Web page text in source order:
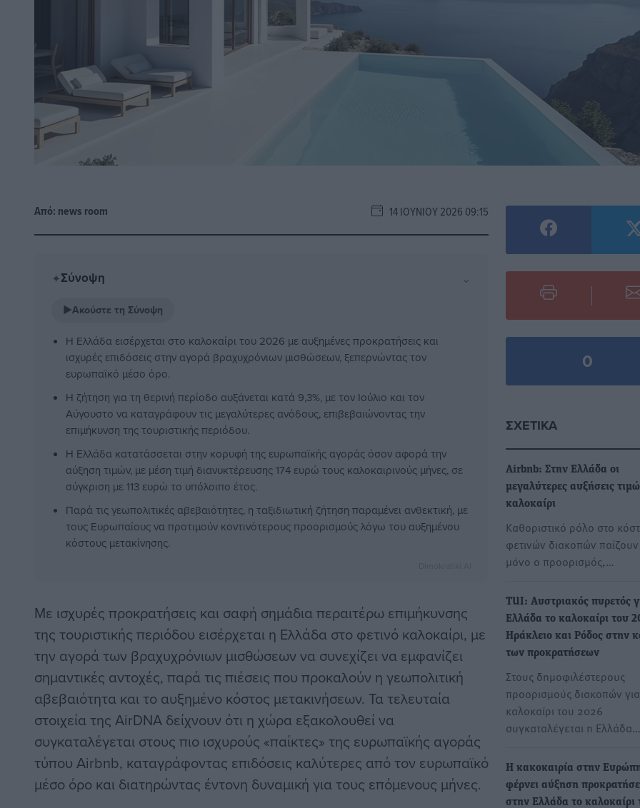
Από: news room 14 ΙΟΥΝΊΟΥ 2026 09:15
✦Σύνοψη ⌄
▶Ακούστε τη Σύνοψη
Η Ελλάδα εισέρχεται στο καλοκαίρι του 2026 με αυξημένες προκρατήσεις και
ισχυρές επιδόσεις στην αγορά βραχυχρόνιων μισθώσεων, ξεπερνώντας τον
ευρωπαϊκό μέσο όρο.
Η ζήτηση για τη θερινή περίοδο αυξάνεται κατά 9,3%, με τον Ιούλιο και τον
Αύγουστο να καταγράφουν τις μεγαλύτερες ανόδους, επιβεβαιώνοντας την
επιμήκυνση της τουριστικής περιόδου.
Η Ελλάδα κατατάσσεται στην κορυφή της ευρωπαϊκής αγοράς όσον αφορά την
αύξηση τιμών, με μέση τιμή διανυκτέρευσης 174 ευρώ τους καλοκαιρινούς μήνες, σε
σύγκριση με 113 ευρώ το υπόλοιπο έτος.
Παρά τις γεωπολιτικές αβεβαιότητες, η ταξιδιωτική ζήτηση παραμένει ανθεκτική, με
τους Ευρωπαίους να προτιμούν κοντινότερους προορισμούς λόγω του αυξημένου
κόστους μετακίνησης.
Με ισχυρές προκρατήσεις και σαφή σημάδια περαιτέρω επιμήκυνσης
της τουριστικής περιόδου εισέρχεται η Ελλάδα στο φετινό καλοκαίρι, με
την αγορά των βραχυχρόνιων μισθώσεων να συνεχίζει να εμφανίζει
σημαντικές αντοχές, παρά τις πιέσεις που προκαλούν η γεωπολιτική
αβεβαιότητα και το αυξημένο κόστος μετακινήσεων. Τα τελευταία
στοιχεία της AirDNA δείχνουν ότι η χώρα εξακολουθεί να
συγκαταλέγεται στους πιο ισχυρούς «παίκτες» της ευρωπαϊκής αγοράς
τύπου Airbnb, καταγράφοντας επιδόσεις καλύτερες από τον ευρωπαϊκό
μέσο όρο και διατηρώντας έντονη δυναμική για τους επόμενους μήνες.
0
ΣΧΕΤΙΚΆ
Airbnb: Στην Ελλάδα οι
μεγαλύτερες αυξήσεις
καλοκαίρι
Καθοριστικό ρόλο στο
φετινών διακοπών παίζουν
μόνο ο προορισμός,…
TUI: Αυστριακός πυρετός
Ελλάδα το καλοκαίρι του
Ηράκλειο και Ρόδος στην
των προκρατήσεων
Στους δημοφιλέστερους
προορισμούς διακοπών
καλοκαίρι του 2026
συγκαταλέγεται η Ελλάδα…
Η κακοκαιρία στην
φέρνει αύξηση
στην Ελλάδα το καλοκαίρι